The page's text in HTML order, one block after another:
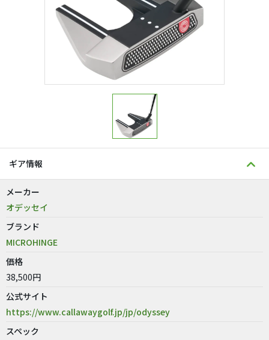
ギア情報
メーカー
オデッセイ
ブランド
MICROHINGE
価格
38,500円
公式サイト
https://www.callawaygolf.jp/jp/odyssey
スペック